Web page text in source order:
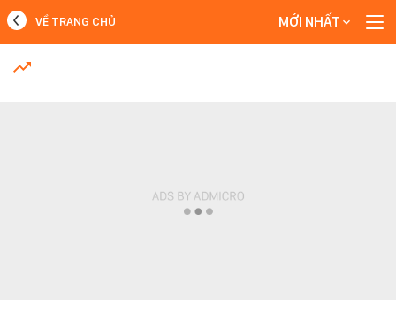
MỚI NHẤT
VỀ TRANG CHỦ MỚI NHẤT